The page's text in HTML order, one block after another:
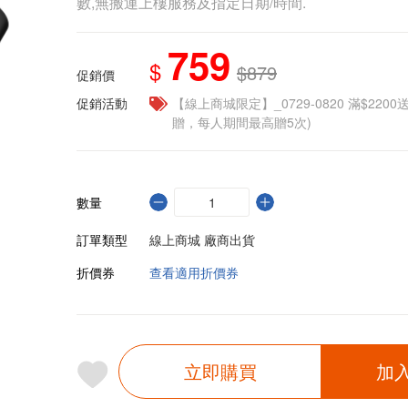
促銷價 $ 759 $879
促銷活動
【線上商城限定】_0729-0820 滿$2200
贈，每人期間最高贈5次)
數量
訂單類型
線上商城 廠商出貨
折價券
查看適用折價券
立即購買 加